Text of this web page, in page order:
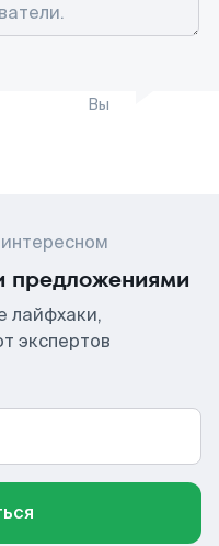
Вы
предложениями
лайфхаки,
экспертов